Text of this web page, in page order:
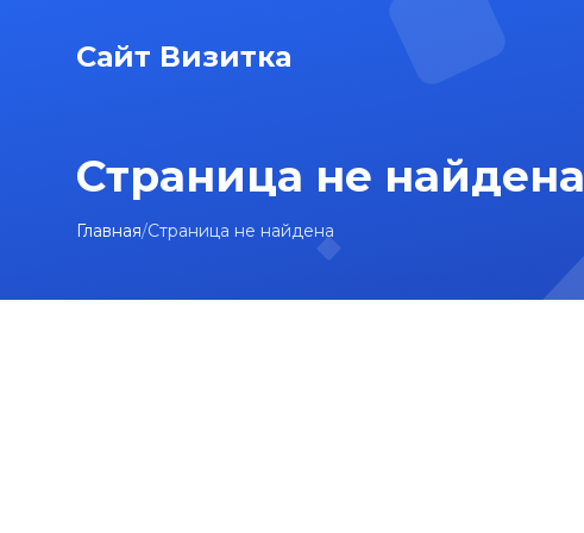
Сайт Визитка
Страница не найдена
Главная/Страница не найдена